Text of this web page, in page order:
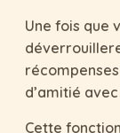
Une fois que
d’amitié avec
Cette